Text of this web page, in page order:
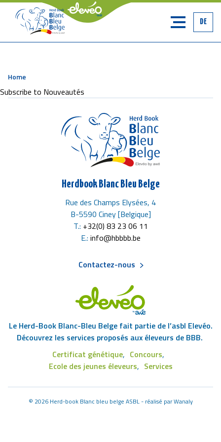
DE
Breadcrumb
Home
Subscribe to Nouveautés
Herdbook Blanc Bleu Belge
Rue des Champs Elysées, 4
B-5590 Ciney [Belgique]
T.: +32(0) 83 23 06 11
E.: info@hbbbb.be
de
Contactez-nous
Le Herd-Book Blanc-Bleu Belge fait partie de l’asbl Elevéo.
Découvrez les services proposés aux éleveurs de BBB.
Footer
Eleveo
Certificat génétique
Concours
Ecole des jeunes éleveurs
Services
© 2026 Herd-book Blanc bleu belge ASBL - réalisé parWanaly